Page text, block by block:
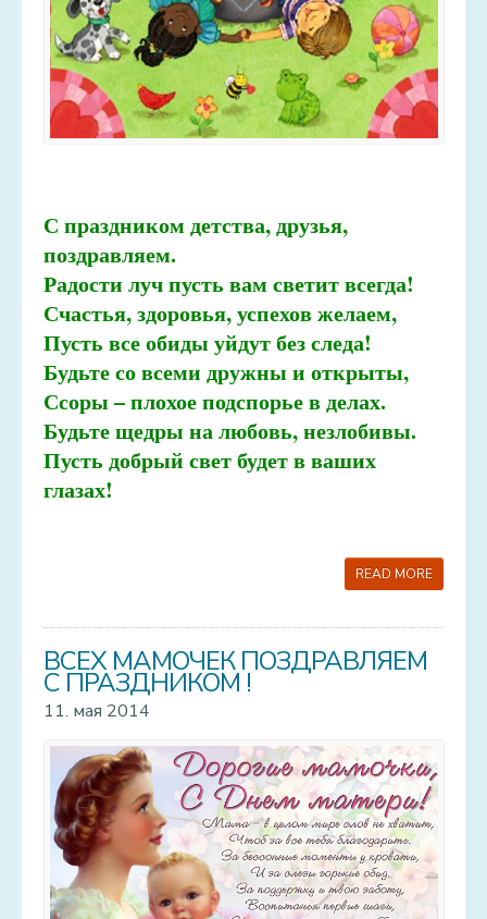
С праздником детства, друзья,
поздравляем.
Радости луч пусть вам светит всегда!
Счастья, здоровья, успехов желаем,
Пусть все обиды уйдут без следа!
Будьте со всеми дружны и открыты,
Ссоры – плохое подспорье в делах.
Будьте щедры на любовь, незлобивы.
Пусть добрый свет будет в ваших
глазах!
READ MORE
ВСЕХ МАМОЧЕК ПОЗДРАВЛЯЕМ
С ПРАЗДНИКОМ !
11. мая 2014